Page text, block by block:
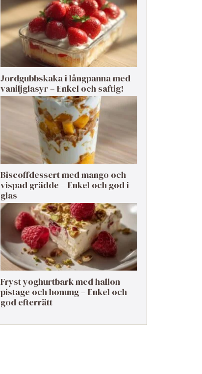
Jordgubbskaka i långpanna med
vaniljglasyr – Enkel och saftig!
Biscoffdessert med mango och
vispad grädde – Enkel och god i
glas
Fryst yoghurtbark med hallon
pistage och honung – Enkel och
god efterrätt